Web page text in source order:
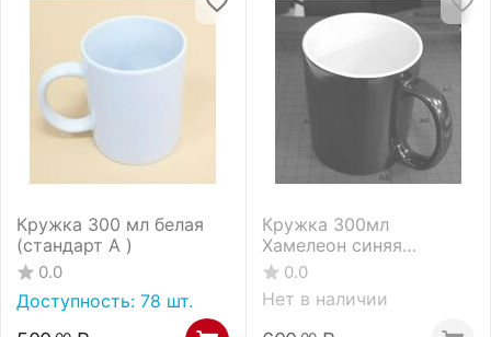
Кружка 300 мл белая
(стандарт А )
0.0
Доступность: 78 шт.
Кружка 300мл
Хамелеон синяя
глянцевая
0.0
Нет в наличии